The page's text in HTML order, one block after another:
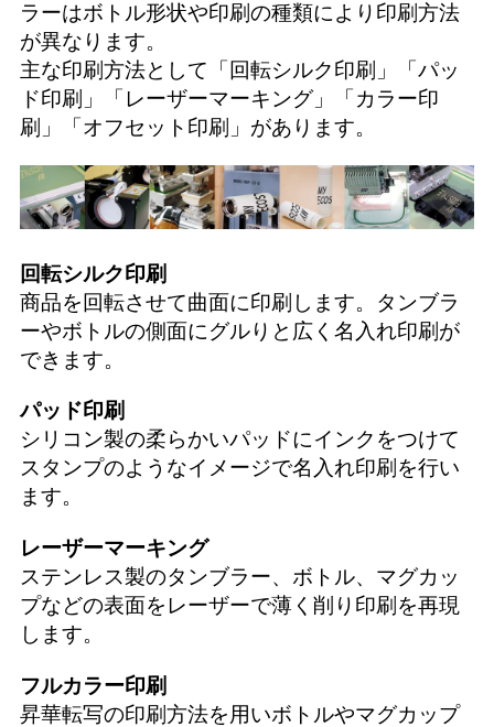
ラーはボトル形状や印刷の種類により印刷方法
が異なります。
主な印刷方法として「 回転シルク印刷 」「 パッ
ド印刷 」「 レーザーマーキング」「 カラー印
刷 」「 オフセット印刷 」があります。
回転シルク印刷
商品を回転させて曲面に印刷します。タンブラ
ーやボトルの側面にグルりと広く名入れ印刷が
できます。
パッド印刷
シリコン製の柔らかいパッドにインクをつけて
スタンプのようなイメージで名入れ印刷を行い
ます。
レーザーマーキング
ステンレス製のタンブラー、ボトル、マグカッ
プなどの表面をレーザーで薄く削り印刷を再現
します。
フルカラー印刷
昇華転写の印刷方法を用いボトルやマグカップ